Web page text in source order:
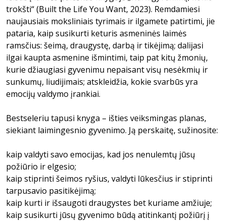
trokšti“ (Built the Life You Want, 2023). Remdamiesi
naujausiais moksliniais tyrimais ir ilgamete patirtimi, jie
pataria, kaip susikurti keturis asmeninės laimės
ramsčius: šeimą, draugystę, darbą ir tikėjimą; dalijasi
ilgai kaupta asmenine išmintimi, taip pat kitų žmonių,
kurie džiaugiasi gyvenimu nepaisant visų nesėkmių ir
sunkumų, liudijimais; atskleidžia, kokie svarbūs yra
emocijų valdymo įrankiai.
Bestseleriu tapusi knyga – išties veiksmingas planas,
siekiant laimingesnio gyvenimo. Ją perskaitę, sužinosite:
kaip valdyti savo emocijas, kad jos nenulemtų jūsų
požiūrio ir elgesio;
kaip stiprinti šeimos ryšius, valdyti lūkesčius ir stiprinti
tarpusavio pasitikėjimą;
kaip kurti ir išsaugoti draugystes bet kuriame amžiuje;
kaip susikurti jūsų gyvenimo būdą atitinkantį požiūrį į